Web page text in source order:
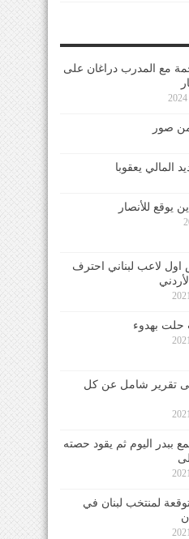
مع المدرب دراغان على
صور
المالي يعقوبا
يوقع للأنصار
لاعب لبناني احترف
حلت بهدوء
تقرير شامل عن كل
ببدر اليوم ثم يقود حصته
لمنتخب لبنان في